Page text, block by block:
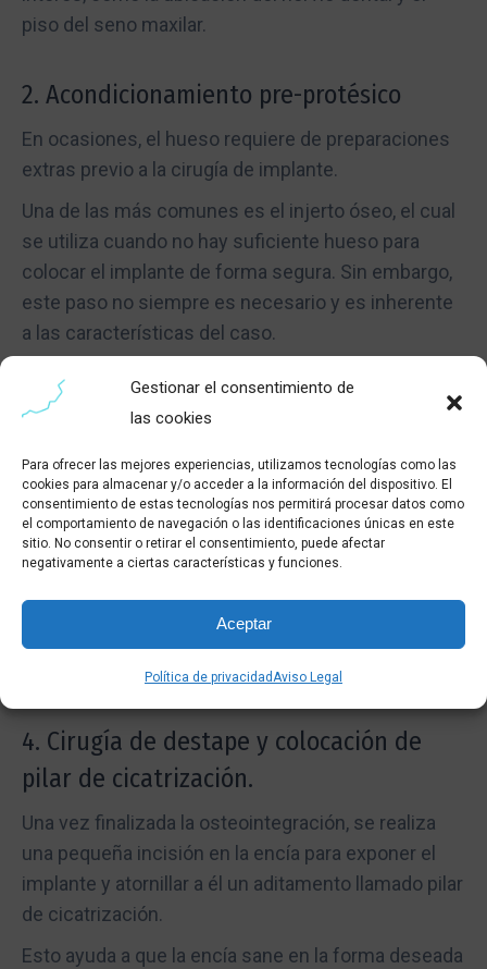
Gestionar el consentimiento de
las cookies
Para ofrecer las mejores experiencias, utilizamos tecnologías como las
cookies para almacenar y/o acceder a la información del dispositivo. El
consentimiento de estas tecnologías nos permitirá procesar datos como
el comportamiento de navegación o las identificaciones únicas en este
sitio. No consentir o retirar el consentimiento, puede afectar
negativamente a ciertas características y funciones.
Aceptar
Política de privacidad Aviso Legal
piso del seno maxilar.
2. Acondicionamiento pre-protésico
En ocasiones, el hueso requiere de preparaciones
extras previo a la cirugía de implante.
Una de las más comunes es el injerto óseo, el cual
se utiliza cuando no hay suficiente hueso para
colocar el implante de forma segura. Sin embargo,
este paso no siempre es necesario y es inherente
a las características del caso.
3. Cirugía de implante
para exponer el hueso y se procede a colocar el
implante en la posición planificada.
Luego, se sutura la encía sobre el implante,
el implante se integra al hueso. Este proceso de
osteointegración puede durar de 3 a 6 meses en
4. Cirugía de destape y colocación de
pilar de cicatrización.
Una vez finalizada la osteointegración, se realiza
una pequeña incisión en la encía para exponer el
implante y atornillar a él un aditamento llamado pilar
de cicatrización.
Esto ayuda a que la encía sane en la forma deseada